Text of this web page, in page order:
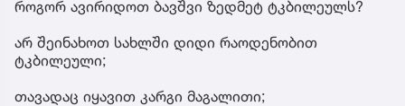
როგორ ავირიდოთ ბავშვი ზედმეტ ტკბილეულს?
არ შეინახოთ სახლში დიდი რაოდენობით
ტკბილეული;
თავადაც იყავით კარგი მაგალითი;